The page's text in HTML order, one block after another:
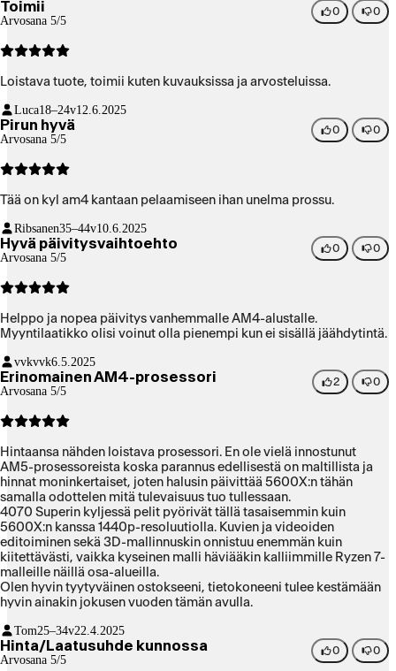
Toimii
Arvosana 5/5
0 0
Loistava tuote, toimii kuten kuvauksissa ja arvosteluissa.
Luca18–24v12.6.2025
Pirun hyvä
Arvosana 5/5
0 0
Tää on kyl am4 kantaan pelaamiseen ihan unelma prossu.
Ribsanen35–44v10.6.2025
Hyvä päivitysvaihtoehto
Arvosana 5/5
0 0
Helppo ja nopea päivitys vanhemmalle AM4-alustalle.
Myyntilaatikko olisi voinut olla pienempi kun ei sisällä jäähdytintä.
vvkvvk6.5.2025
Erinomainen AM4-prosessori
Arvosana 5/5
2 0
Hintaansa nähden loistava prosessori. En ole vielä innostunut
AM5-prosessoreista koska parannus edellisestä on maltillista ja
hinnat moninkertaiset, joten halusin päivittää 5600X:n tähän
samalla odottelen mitä tulevaisuus tuo tullessaan.
4070 Superin kyljessä pelit pyörivät tällä tasaisemmin kuin
5600X:n kanssa 1440p-resoluutiolla. Kuvien ja videoiden
editoiminen sekä 3D-mallinnuskin onnistuu enemmän kuin
kiitettävästi, vaikka kyseinen malli häviääkin kalliimmille Ryzen 7-
malleille näillä osa-alueilla.
Olen hyvin tyytyväinen ostokseeni, tietokoneeni tulee kestämään
hyvin ainakin jokusen vuoden tämän avulla.
Tom25–34v22.4.2025
Hinta/Laatusuhde kunnossa
Arvosana 5/5
0 0